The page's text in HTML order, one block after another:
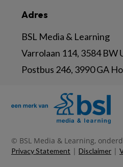
Adres
BSL Media & Learning
Varrolaan 114, 3584 BW
Postbus 246, 3990 GA
© BSL Media & Learning,
Privacy Statement | Disclaimer |